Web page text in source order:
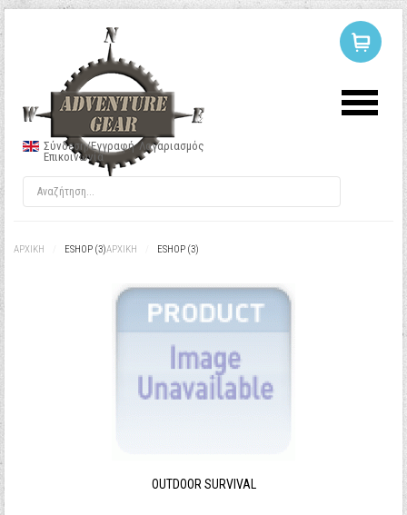
Σύνδεση/Εγγραφή Λογαριασμός
Επικοινωνία
ΑΡΧΙΚΉ ESHOP (3)ΑΡΧΙΚΉ ESHOP (3)
OUTDOOR SURVIVAL
ΣΥΝΔΕΣΗ
Κωδικός
Να με θυμάσαι